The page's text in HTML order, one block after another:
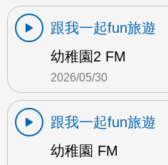
跟我一起fun旅遊
幼稚園2 FM
2026/05/30
跟我一起fun旅遊
幼稚園 FM